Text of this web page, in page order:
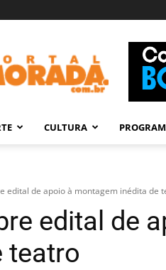
Morada
–
Araraquara
CULTURA
edital de apoio à montagem inédita de
edital de
teatro